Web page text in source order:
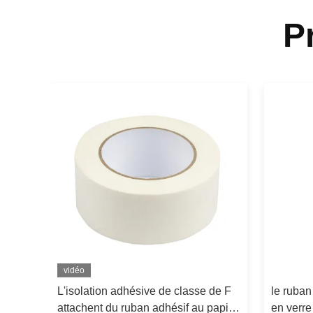
vidéo
L'isolation adhésive de classe de F
attachent du ruban adhésif au papier
le
en